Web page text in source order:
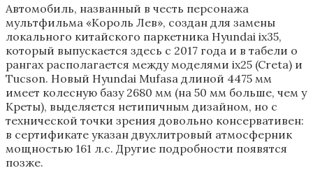
Автомобиль, названный в честь персонажа
мультфильма «Король Лев», создан для замены
локального китайского паркетника Hyundai ix35,
который выпускается здесь с 2017 года и в табели о
рангах располагается между моделями ix25 (Creta) и
Tucson. Новый Hyundai Mufasa длиной 4475 мм
имеет колесную базу 2680 мм (на 50 мм больше, чем у
Креты), выделяется нетипичным дизайном, но с
технической точки зрения довольно консервативен:
в сертификате указан двухлитровый атмосферник
мощностью 161 л.с. Другие подробности появятся
позже.